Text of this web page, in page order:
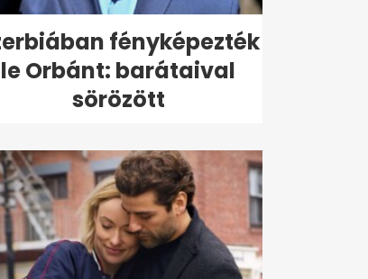
fényképezték
le Orbánt: barátaival
sörözött